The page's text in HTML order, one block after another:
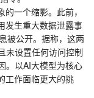
一个缩影。此前，
发生重大数据泄露事
被公开。据称，这两
未设置任何访问控制
。以AI大模型为核心
工作面临更大的挑